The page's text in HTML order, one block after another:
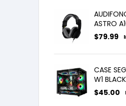
ASTRO
$79.99
CASE
W1 BLACK
$45.00